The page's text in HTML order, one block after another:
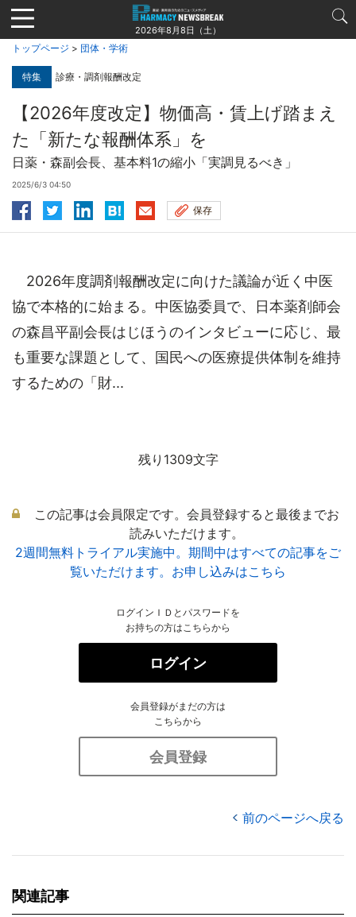
Jump
to
navigation
2026年8月8日（土）
トップページ > 団体・学術
特集 診療・調剤報酬改定
【2026年度改定】物価高・賃上げ踏まえ
た「新たな報酬体系」を
日薬・森副会長、基本料1の縮小「実調見るべき」
2025/6/3 04:50
保存
2026年度調剤報酬改定に向けた議論が近く中医
協で本格的に始まる。中医協委員で、日本薬剤師会
の森昌平副会長はじほうのインタビューに応じ、最
も重要な課題として、国民への医療提供体制を維持
するための「財...
残り1309文字
この記事は会員限定です。会員登録すると最後までお
読みいただけます。
2週間無料トライアル実施中。期間中はすべての記事をご
覧いただけます。お申し込みはこちら
ログインＩＤとパスワードを
お持ちの方はこちらから
ログイン
会員登録がまだの方は
こちらから
会員登録
前のページへ戻る
関連記事